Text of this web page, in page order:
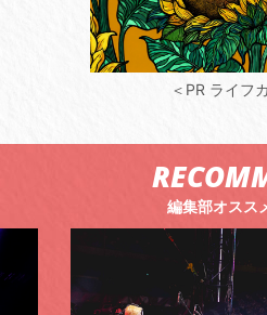
＜PR ライフ
編集部オスス